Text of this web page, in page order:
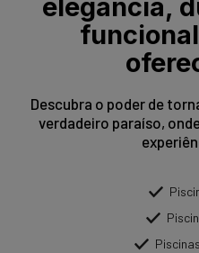
elegância,
Descubra o poder de
verdadeiro paraíso,